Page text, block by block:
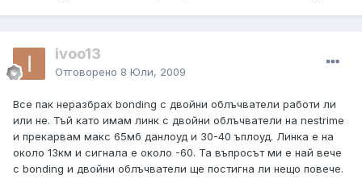
ivoo13
Отговорено 8 Юли, 2009
Все пак неразбрах bonding с двойни облъчватели работи ли
или не. Тъй като имам линк с двойни облъчватели на nestrime
и прекарвам макс 65мб данлоуд и 30-40 ъплоуд. Линка е на
около 13км и сигнала е около -60. Та въпросът ми е най вече
с bonding и двойни облъчватели ще постигна ли нещо повече.